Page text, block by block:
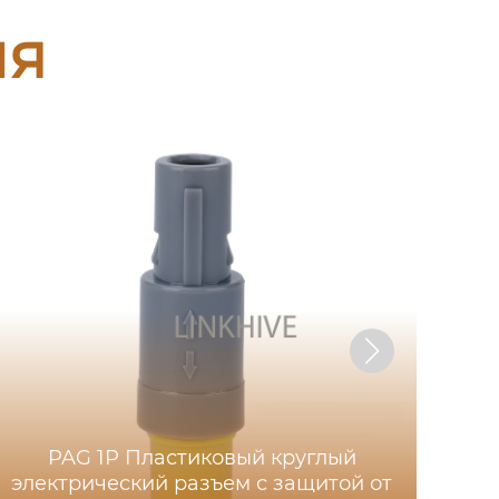
PAG 1P Пластиковый круглый
электрический разъем с защитой от